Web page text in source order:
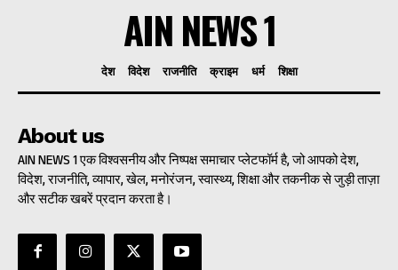
AIN NEWS 1
देश विदेश राजनीति क्राइम धर्म शिक्षा
About us
AIN NEWS 1 एक विश्वसनीय और निष्पक्ष समाचार प्लेटफॉर्म है, जो आपको देश,
विदेश, राजनीति, व्यापार, खेल, मनोरंजन, स्वास्थ्य, शिक्षा और तकनीक से जुड़ी ताज़ा
और सटीक खबरें प्रदान करता है।